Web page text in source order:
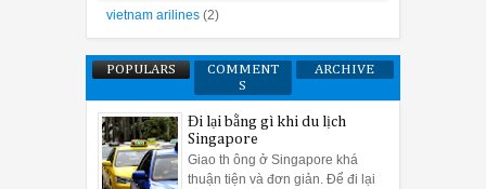
vietnam arilines (2)
POPULARS
COMMENT
S
ARCHIVE
Đi lại bằng gì khi du lịch
Singapore
Giao th ông ở Singapore khá
thuận tiện và đơn giản. Để đi lại